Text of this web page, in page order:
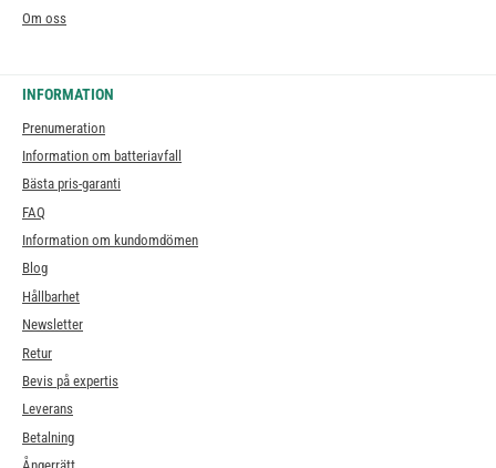
Om oss
INFORMATION
Prenumeration
Information om batteriavfall
Bästa pris-garanti
FAQ
Information om kundomdömen
Blog
Hållbarhet
Newsletter
Retur
Bevis på expertis
Leverans
Betalning